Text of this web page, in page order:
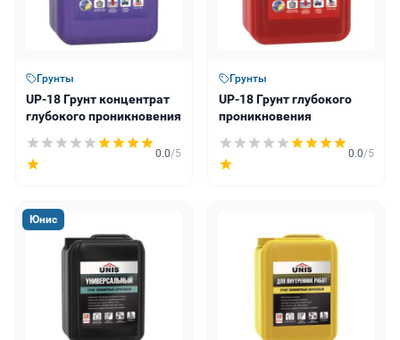
Грунты
UP-18 Грунт концентрат
глубокого проникновения
0.0/5
Грунты
UP-18 Грунт глубокого
проникновения
0.0/5
Юнис